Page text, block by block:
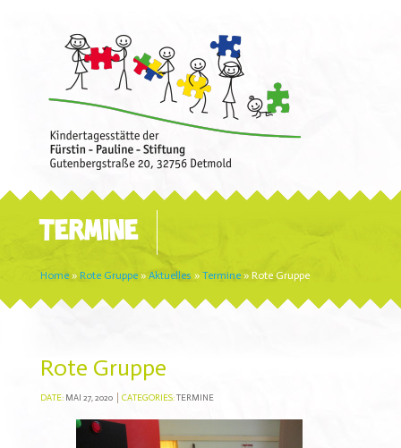
TERMINE
Home » Rote Gruppe » Aktuelles » Termine »Rote Gruppe
Rote Gruppe
DATE: MAI 27, 2020 CATEGORIES:TERMINE